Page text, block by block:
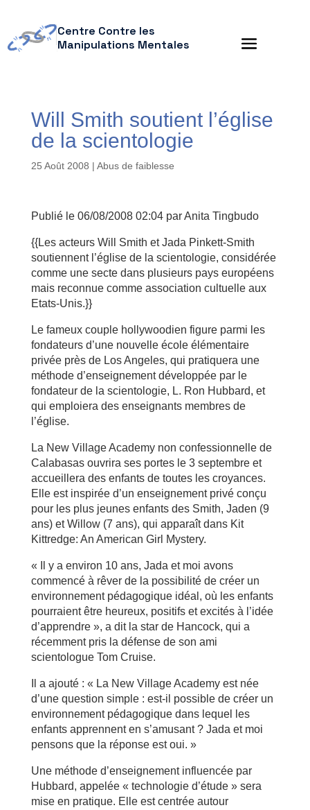
Centre Contre les
Manipulations Mentales
Will Smith soutient l’église
de la scientologie
25 Août 2008 | Abus de faiblesse
Publié le 06/08/2008 02:04 par Anita Tingbudo
{{Les acteurs Will Smith et Jada Pinkett-Smith
soutiennent l’église de la scientologie, considérée
comme une secte dans plusieurs pays européens
mais reconnue comme association cultuelle aux
Etats-Unis.}}
Le fameux couple hollywoodien figure parmi les
fondateurs d’une nouvelle école élémentaire
privée près de Los Angeles, qui pratiquera une
méthode d’enseignement développée par le
fondateur de la scientologie, L. Ron Hubbard, et
qui emploiera des enseignants membres de
l’église.
La New Village Academy non confessionnelle de
Calabasas ouvrira ses portes le 3 septembre et
accueillera des enfants de toutes les croyances.
Elle est inspirée d’un enseignement privé conçu
pour les plus jeunes enfants des Smith, Jaden (9
ans) et Willow (7 ans), qui apparaît dans Kit
Kittredge: An American Girl Mystery.
« Il y a environ 10 ans, Jada et moi avons
commencé à rêver de la possibilité de créer un
environnement pédagogique idéal, où les enfants
pourraient être heureux, positifs et excités à l’idée
d’apprendre », a dit la star de Hancock, qui a
récemment pris la défense de son ami
scientologue Tom Cruise.
Il a ajouté : « La New Village Academy est née
d’une question simple : est-il possible de créer un
environnement pédagogique dans lequel les
enfants apprennent en s’amusant ? Jada et moi
pensons que la réponse est oui. »
Une méthode d’enseignement influencée par
Hubbard, appelée « technologie d’étude » sera
mise en pratique. Elle est centrée autour